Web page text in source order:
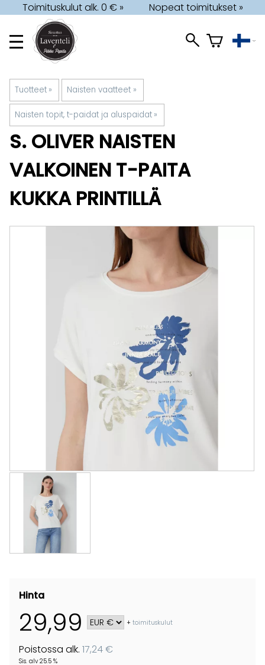
Toimituskulut alk. 0 € » Nopeat toimitukset »
Tuotteet ‪» Naisten vaatteet ‪»
Naisten topit, t-paidat ja aluspaidat ‪»
S. OLIVER NAISTEN
VALKOINEN T-PAITA
KUKKA PRINTILLÄ
Hinta
29,99 +toimituskulut
Poistossa alk. 17,24 €
Sis. alv 25.5 %